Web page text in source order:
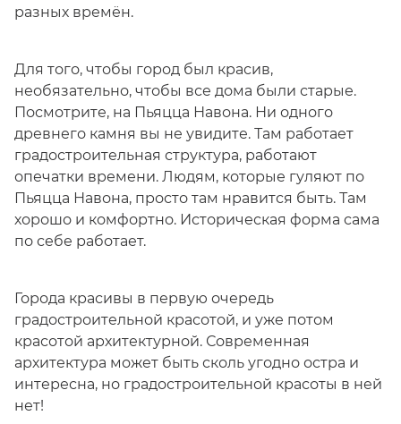
разных времён.
Для того, чтобы город был красив,
необязательно, чтобы все дома были старые.
Посмотрите, на Пьяцца Навона. Ни одного
древнего камня вы не увидите. Там работает
градостроительная структура, работают
опечатки времени. Людям, которые гуляют по
Пьяцца Навона, просто там нравится быть. Там
хорошо и комфортно. Историческая форма сама
по себе работает.
Города красивы в первую очередь
градостроительной красотой, и уже потом
красотой архитектурной. Современная
архитектура может быть сколь угодно остра и
интересна, но градостроительной красоты в ней
нет!